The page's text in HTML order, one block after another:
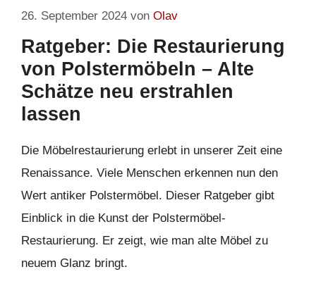
26. September 2024 von Olav
Ratgeber: Die Restaurierung
von Polstermöbeln – Alte
Schätze neu erstrahlen
lassen
Die Möbelrestaurierung erlebt in unserer Zeit eine
Renaissance. Viele Menschen erkennen nun den
Wert antiker Polstermöbel. Dieser Ratgeber gibt
Einblick in die Kunst der Polstermöbel-
Restaurierung. Er zeigt, wie man alte Möbel zu
neuem Glanz bringt.